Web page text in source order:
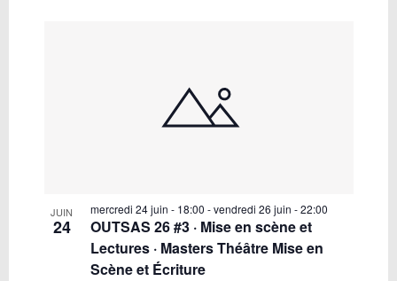
JUIN
24
mercredi 24 juin - 18:00 -vendredi 26 juin - 22:00
OUTSAS 26 #3 · Mise en scène et
Lectures · Masters Théâtre Mise en
Scène et Écriture